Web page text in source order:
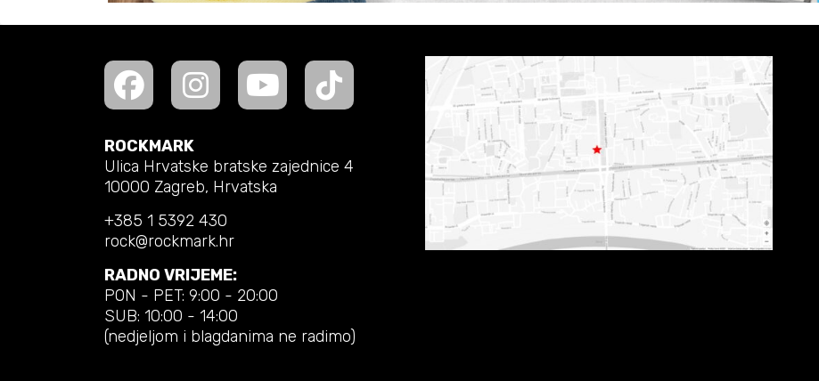
ROCKMARK
Ulica Hrvatske bratske zajednice 4
10000 Zagreb, Hrvatska
+385 1 5392 430
rock@rockmark.hr
RADNO VRIJEME:
PON - PET: 9:00 - 20:00
SUB: 10:00 - 14:00
(nedjeljom i blagdanima ne radimo)